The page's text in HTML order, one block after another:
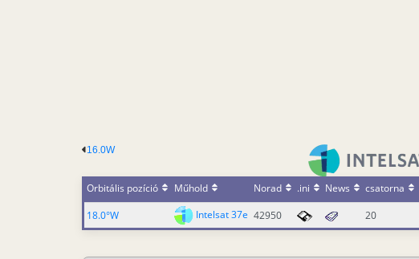
16.0W
Orbitális pozíció Műhold Norad .ini News csatorna
18.0°W
Intelsat 37e 42950 20